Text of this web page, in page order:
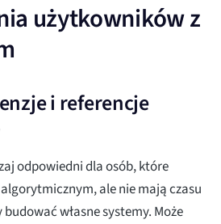
użytkowników z
i referencje
odpowiedni dla osób, które
ale nie mają czasu
własne systemy. Może